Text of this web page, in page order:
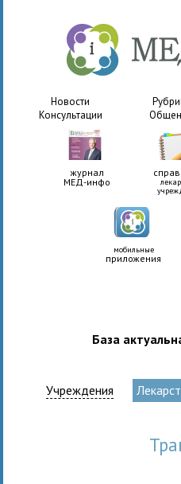
Новости
Консультации
журнал
МЕД-инфо
мобильные
приложения
База
Учреждения